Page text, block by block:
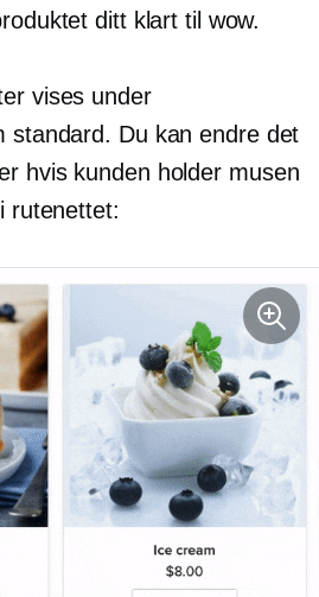
ditt klart til wow.
vises under
standard. Du kan endre det
hvis kunden holder musen
rutenettet: